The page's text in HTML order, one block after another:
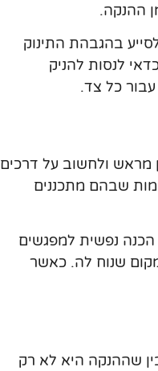
ההנקה.
בהגבהת התינוק
לנסות להניק
כל צד.
מראש ולחשוב על דרכים
שבהם מתכננים
נפשית למפגשים
שנוח לה. כאשר
שההנקה היא לא רק